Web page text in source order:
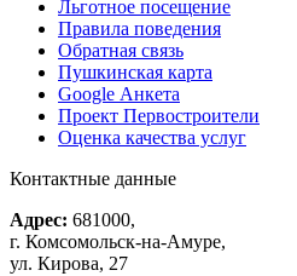
Льготное посещение
Правила поведения
Обратная связь
Пушкинская карта
Google Анкета
Проект Первостроители
Оценка качества услуг
Контактные данные
Адрес: 681000,
г. Комсомольск-на-Амуре,
ул. Кирова, 27